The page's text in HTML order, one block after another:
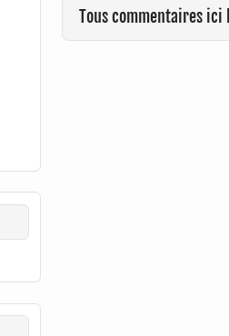
Tous commentaires